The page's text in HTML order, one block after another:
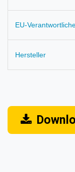
EU-
Hersteller